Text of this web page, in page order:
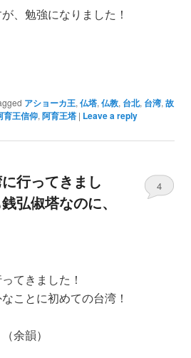
、勉強になりました！
アショーカ王, 仏塔, 仏教, 台北, 台湾, 故
育王信仰, 阿育王塔 | Leave a reply
行ってきまし
弘俶塔なのに、
4
てきました！
ことに初めての台湾！
余韻）